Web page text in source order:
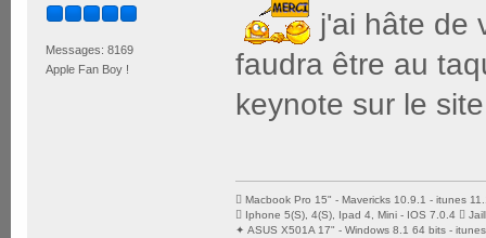
Messages: 8169
Apple Fan Boy !
j'ai hâte de
faudra être au
keynote sur le
 Macbook Pro 15" - Mavericks 10.9.1 - itunes
 Iphone 5(S), 4(S), Ipad 4, Mini - IOS 7.0.4 
✦ ASUS X501A 17" - Windows 8.1 64 bits -